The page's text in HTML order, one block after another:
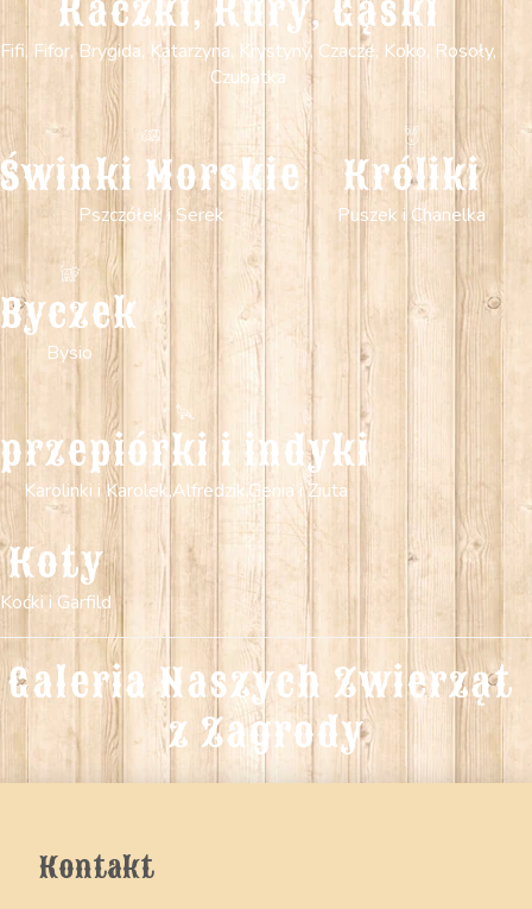
Kaczki, Kury, Gąski
Fifi, Fifor, Brygida, Katarzyna, Krystyny, Czacze, Koko, Rosoły,
Czubatka
Świnki Morskie
Pszczółek i Serek
Króliki
Puszek i Chanelka
Byczek
Bysio
przepiórki i indyki
Karolinki i Karolek,Alfredzik,Genia i Ziuta
Koty
Koćki i Garfild
Galeria Naszych Zwierząt
z Zagrody
Kontakt